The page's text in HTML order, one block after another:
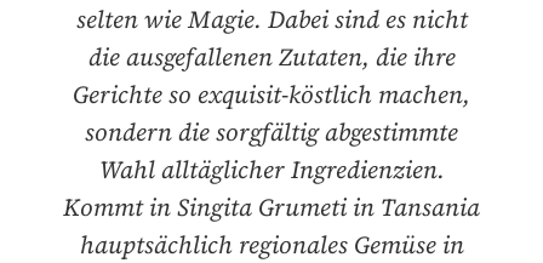
selten wie Magie. Dabei sind es nicht
die ausgefallenen Zutaten, die ihre
Gerichte so exquisit-köstlich machen,
sondern die sorgfältig abgestimmte
Wahl alltäglicher Ingredienzien.
Kommt in Singita Grumeti in Tansania
hauptsächlich regionales Gemüse in